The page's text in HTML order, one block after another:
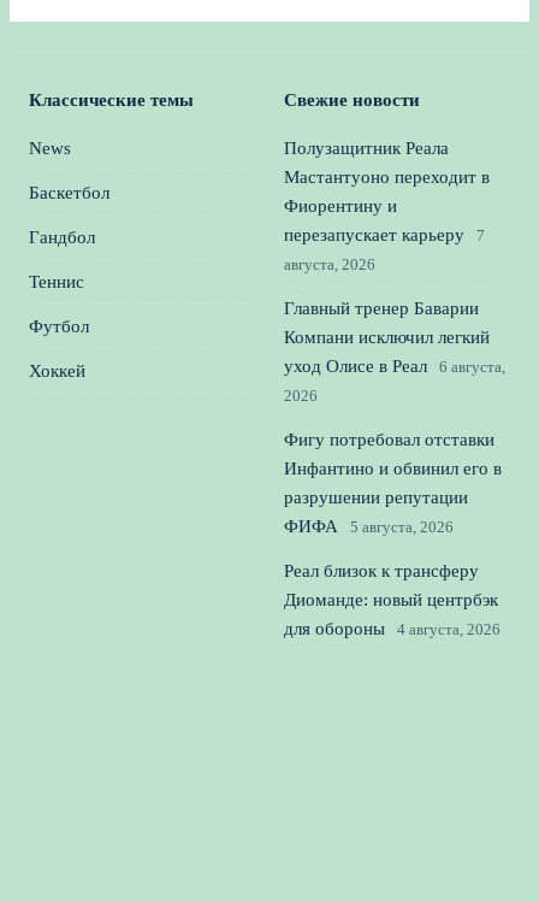
Классические темы
News
Баскетбол
Гандбол
Теннис
Футбол
Хоккей
Свежие новости
Полузащитник Реала
Мастантуоно переходит в
Фиорентину и
перезапускает карьеру
7
августа, 2026
Главный тренер Баварии
Компани исключил легкий
уход Олисе в Реал
6 августа,
2026
Фигу потребовал отставки
Инфантино и обвинил его в
разрушении репутации
ФИФА
5 августа, 2026
Реал близок к трансферу
Диоманде: новый центрбэк
для обороны
4 августа, 2026